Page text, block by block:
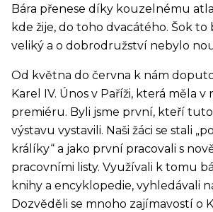
Bára přenese díky kouzelnému
kde žije, do toho dvacátého. Šok
veliký a o dobrodružství nebylo
Od května do června k nám
Karel IV. Únos v Paříži, která měla v
premiéru. Byli jsme první, kteří
výstavu vystavili. Naši žáci se stali
králíky“ a jako první pracovali s
pracovními listy. Využívali k tomu
knihy a encyklopedie, vyhledávali
Dozvěděli se mnoho zajímavostí o